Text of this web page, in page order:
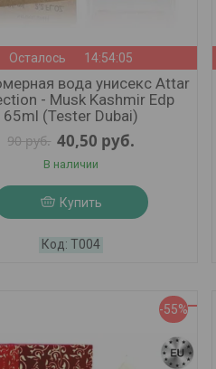
Осталось 14:54:03
вода унисекс Attar
- Musk Kashmir Edp
65ml (Tester Dubai)
90руб. 40,50 руб.
В наличии
Купить
Т004
-55%